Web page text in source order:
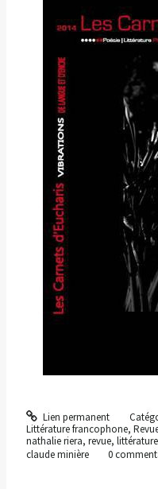
Lien permanent
Littérature francophone,
nathalie riera, revue, littérature
claude minière
0